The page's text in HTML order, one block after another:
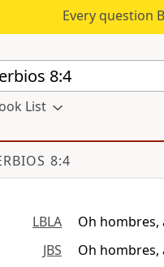
Every question
List
8:4
LBLA
Oh hombres,
JBS
Oh hombres,